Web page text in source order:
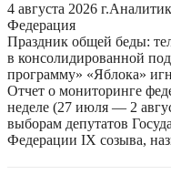
4 августа 2026 г.
Федерация
Праздник общей беды:
в консолидированной
программу» «Яблока»
Отчет о мониторинге
неделе (27 июля — 2
выборам депутатов
Федерации IX созыва,